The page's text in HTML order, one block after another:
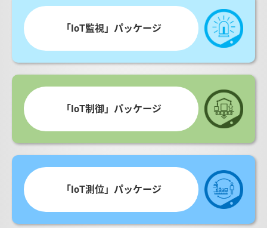
「IoT監視」パッケージ
「IoT制御」パッケージ
「IoT測位」パッケージ